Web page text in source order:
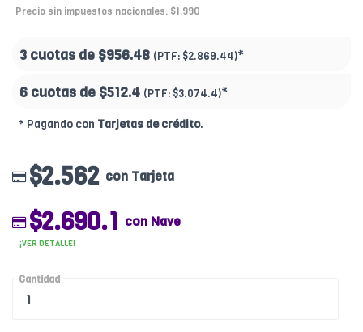
Precio sin impuestos nacionales: $1.990
3 cuotas de $956.48 (PTF: $2.869.44)*
6 cuotas de $512.4 (PTF: $3.074.4)*
* Pagando con Tarjetas de crédito.
$2.562 con Tarjeta
$2.690.1 con Nave
¡VER DETALLE!
Cantidad